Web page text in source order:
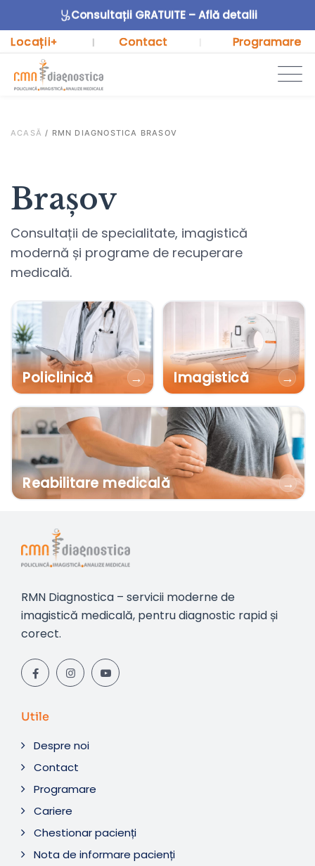
Consultații GRATUITE – Află detalii
Locații+ | Contact Programare
ACASĂ / RMN DIAGNOSTICA BRASOV
Brașov
Consultații de specialitate, imagistică
modernă și programe de recuperare
medicală.
Policlinică → Imagistică →
Reabilitare medicală →
RMN Diagnostica – servicii moderne de
imagistică medicală, pentru diagnostic rapid și
corect.
Utile
Despre noi
Contact
Programare
Cariere
Chestionar pacienți
Nota de informare pacienți